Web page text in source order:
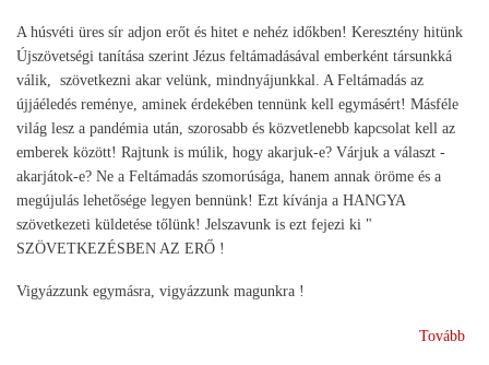
A húsvéti üres sír adjon erőt és hitet e nehéz időkben! Keresztény hitünk
Újszövetségi tanítása szerint Jézus feltámadásával emberként társunkká
válik, szövetkezni akar velünk, mindnyájunkkal. A Feltámadás az
újjáéledés reménye, aminek érdekében tennünk kell egymásért! Másféle
világ lesz a pandémia után, szorosabb és közvetlenebb kapcsolat kell az
emberek között! Rajtunk is múlik, hogy akarjuk-e? Várjuk a választ -
akarjátok-e? Ne a Feltámadás szomorúsága, hanem annak öröme és a
megújulás lehetősége legyen bennünk! Ezt kívánja a HANGYA
szövetkezeti küldetése tőlünk! Jelszavunk is ezt fejezi ki "
SZÖVETKEZÉSBEN AZ ERŐ !
Vigyázzunk egymásra, vigyázzunk magunkra !
Tovább